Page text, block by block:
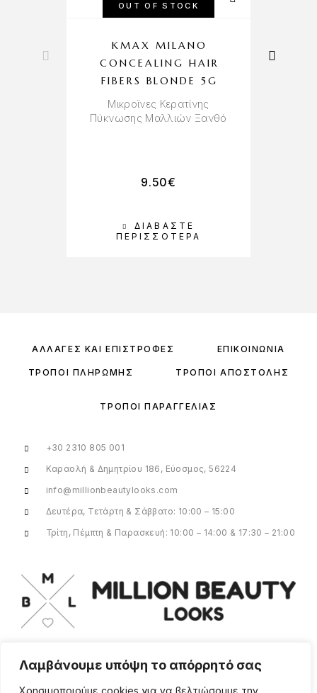
Λαμβάνουμε υπόψη το απόρρητό σας
Χρησιμοποιούμε cookies για να βελτιώσουμε την
OUT OF STOCK
ΔΙΑΒΆΣΤΕ
ΠΕΡΙΣΣΌΤΕΡΑ
KMAX MILANO
CONCEALING HAIR
FIBERS BLONDE 5G
Μικροϊνες Κερατίνης
Πύκνωσης Μαλλιών Ξανθό
9.50€
ΑΛΛΑΓΈΣ ΚΑΙ ΕΠΙΣΤΡΟΦΈΣ ΕΠΙΚΟΙΝΩΝΊΑ
ΤΡΌΠΟΙ ΠΛΗΡΩΜΉΣ ΤΡΌΠΟΙ ΑΠΟΣΤΟΛΉΣ
ΤΡΌΠΟΙ ΠΑΡΑΓΓΕΛΊΑΣ
+30 2310 805 001
Καραολή & Δημητρίου 186, Εύοσμος, 56224
info@millionbeautylooks.com
Δευτέρα, Τετάρτη & Σάββατο: 10:00 – 15:00
Τρίτη, Πέμπτη & Παρασκευή: 10:00 – 14:00 & 17:30 – 21:00
Για οποιαδήποτε ερώτηση ή πληροφορία,